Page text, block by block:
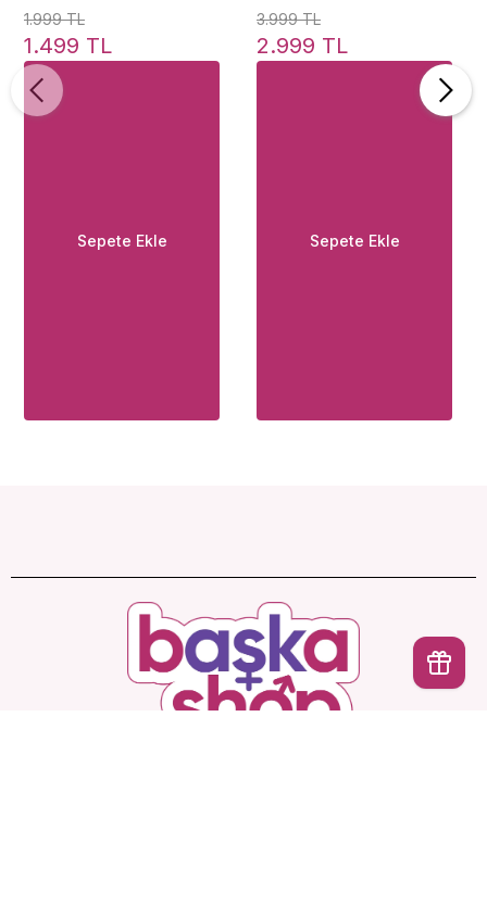
Dönen Silikon Şarj
Edilebilir Klitoral
Vibratör
1.999 TL
1.499 TL
Sepete Ekle
Telefon Kontrollü
Vibratör
3.999 TL
2.999 TL
Sepete Ekle